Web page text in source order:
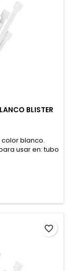
BLISTER
blanco.
usar en: tubo
entre otros.
favorite_border